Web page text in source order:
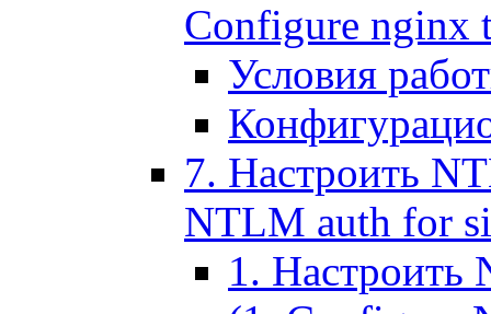
Configure nginx
Условия
7. Настроить
NTLM auth for
1. Настроить